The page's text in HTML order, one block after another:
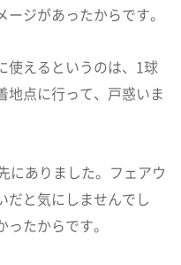
ジがあったからです。
使えるというのは、1球
地点に行って、戸惑いま
にありました。フェアウ
だと気にしませんでし
たからです。